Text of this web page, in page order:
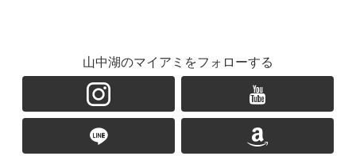
山中湖のマイアミをフォローする